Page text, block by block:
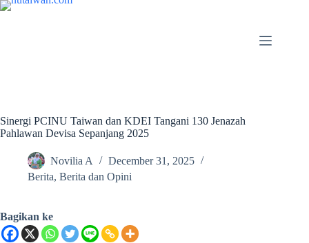
Sinergi PCINU Taiwan dan KDEI Tangani 130 Jenazah
Pahlawan Devisa Sepanjang 2025
Novilia A
December 31, 2025
Berita, Berita dan Opini
Bagikan ke